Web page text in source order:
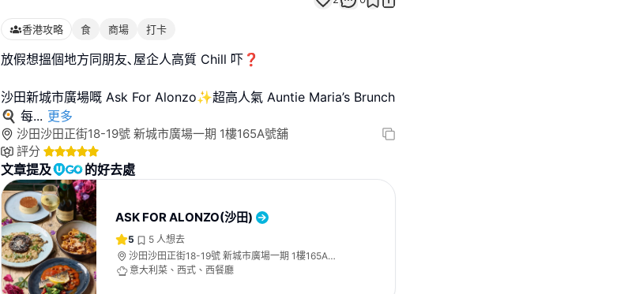
香港攻略 食 商場 打卡
放假想搵個地方同朋友､屋企人高質 Chill 吓❓
沙田新城市廣場嘅 Ask For Alonzo✨超高人氣 Auntie Maria’s Brunch
🍳 每... 更多
沙田沙田正街18-19號 新城市廣場一期 1樓165A號舖
評分
文章提及 的好去處
ASK FOR ALONZO(沙田)
5 5 人想去
沙田沙田正街18-19號 新城市廣場一期 1樓165A號
舖
意大利菜、西式、西餐廳